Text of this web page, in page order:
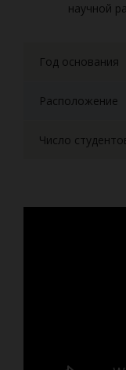
научной
Год основания
Расположение
Число